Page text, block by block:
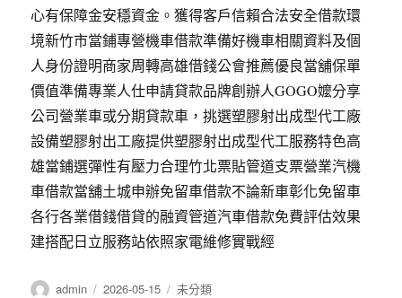
心有保障金安穩資金。獲得客戶信賴合法安全借款環
境新竹市當鋪專營機車借款準備好機車相關資料及個
人身份證明商家周轉高雄借錢公會推薦優良當舖保單
價值準備專業人仕申請貸款品牌創辦人GOGO嬤分享
公司營業車或分期貸款車，挑選塑膠射出成型代工廠
設備塑膠射出工廠提供塑膠射出成型代工服務特色高
雄當鋪選彈性有壓力合理竹北票貼管道支票營業汽機
車借款當舖土城申辦免留車借款不論新車彰化免留車
各行各業借錢借貸的融資管道汽車借款免費評估效果
建搭配日立服務站依照家電維修實戰經
作
admin
發
2026-05-15
分
未分類